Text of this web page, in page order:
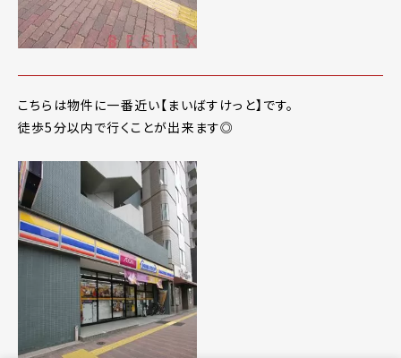
こちらは物件に一番近い【まいばすけっと】です。
徒歩5分以内で行くことが出来ます◎